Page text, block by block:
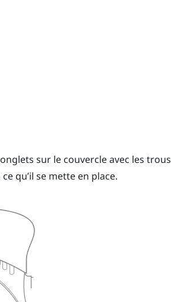
sur le couvercle avec les trous
qu’il se mette en place.